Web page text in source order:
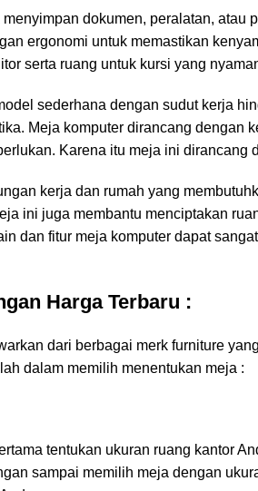
dokumen, peralatan, atau
ergonomi untuk memastikan
serta ruang untuk kursi yang
sederhana dengan sudut kerja
Meja komputer dirancang dengan
Karena itu meja ini dirancang
kerja dan rumah yang
ini juga membantu menciptakan
dan fitur meja komputer dapat
Harga Terbaru :
dari berbagai merk furniture
dalam memilih menentukan meja :
tentukan ukuran ruang kantor
sampai memilih meja dengan